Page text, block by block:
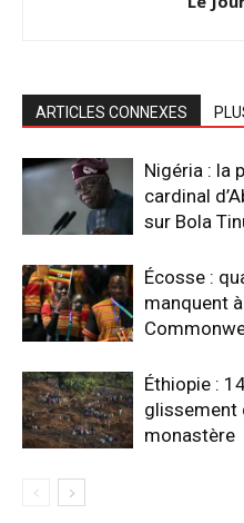
ARTICLES CONNEXES
Nigéria : la
cardinal
sur Bola
Écosse :
manquent
Éthiopie :
glissement
monastère